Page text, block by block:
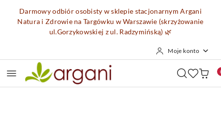
Przejdź do treści głównej
Przejdź do wyszukiwarki
Przejdź do moje konto
Przejdź do menu głównego
Przejdź do opisu produktu
Przejdź do stopki
Darmowy odbiór osobisty w sklepie stacjonarnym Argani
Natura i Zdrowie na Targówku w Warszawie (skrzyżowanie
ul.Gorzykowskiej z ul. Radzymińską) 🌿
Moje konto